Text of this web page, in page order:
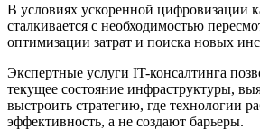
В условиях ускоренной цифровизации
сталкивается с необходимостью
оптимизации затрат и поиска новых
Экспертные услуги IT-консалтинга
текущее состояние инфраструктуры,
выстроить стратегию, где технологии
эффективность, а не создают барьеры.